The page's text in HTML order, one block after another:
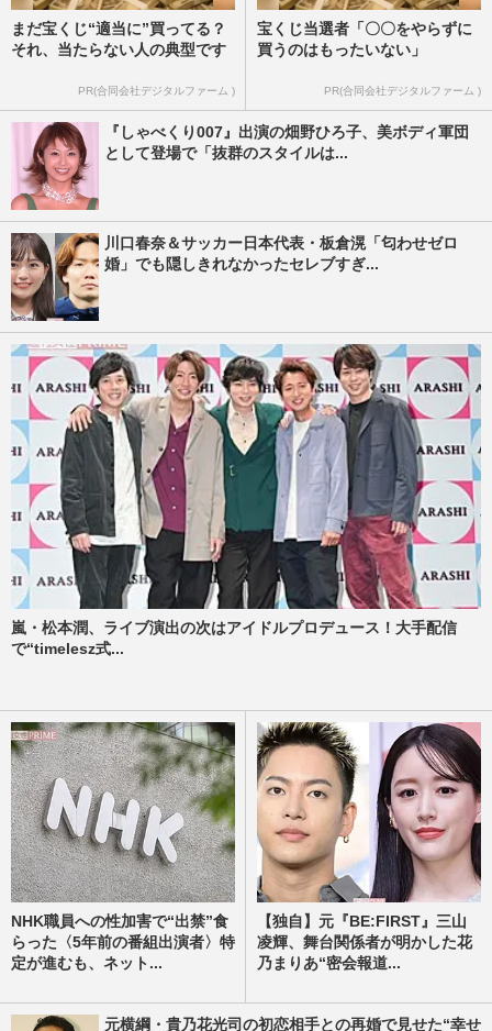
まだ宝くじ“適当に”買ってる？
それ、当たらない人の典型です
PR(合同会社デジタルファーム )
宝くじ当選者「〇〇をやらずに
買うのはもったいない」
PR(合同会社デジタルファーム )
『しゃべくり007』出演の畑野ひろ子、美ボディ軍団
として登場で「抜群のスタイルは...
川口春奈＆サッカー日本代表・板倉滉「匂わせゼロ
婚」でも隠しきれなかったセレブすぎ...
嵐・松本潤、ライブ演出の次はアイドルプロデュース！大手配信
で“timelesz式...
NHK職員への性加害で“出禁”食
らった〈5年前の番組出演者〉特
定が進むも、ネット...
【独自】元『BE:FIRST』三山
凌輝、舞台関係者が明かした花
乃まりあ“密会報道...
元横綱・貴乃花光司の初恋相手との再婚で見せた“幸せ